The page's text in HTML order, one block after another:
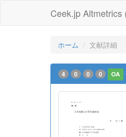
Ceek.jp Altmetrics
ホーム 文献詳細
4 0 0 0 OA